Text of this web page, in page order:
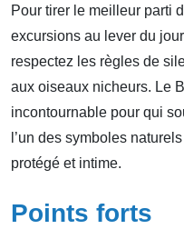
Pour tirer le meilleur parti
excursions au lever du
respectez les règles de
aux oiseaux nicheurs. Le
incontournable pour qui
l’un des symboles
protégé et intime.
Points forts